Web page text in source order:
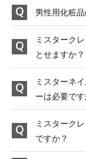
男性用化粧
ミスターク
とせますか？
ミスターネ
ーは必要です
ミスターク
ですか？